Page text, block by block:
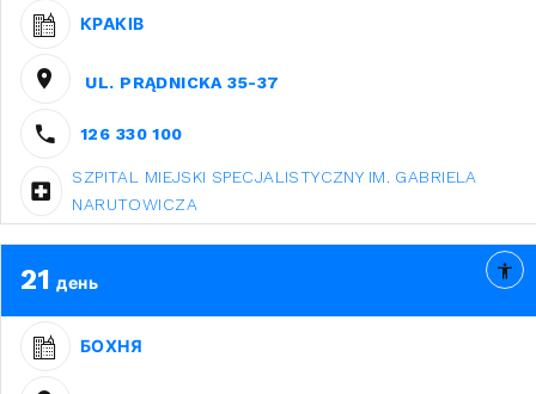
КРАКІВ
UL. PRĄDNICKA 35-37
126 330 100
SZPITAL MIEJSKI SPECJALISTYCZNY IM. GABRIELA
NARUTOWICZA
21 день
БОХНЯ